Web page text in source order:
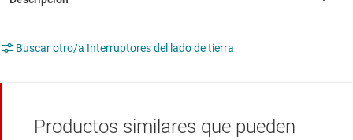
Buscar otro/a Interruptores del lado de tierra
Productos similares que pueden